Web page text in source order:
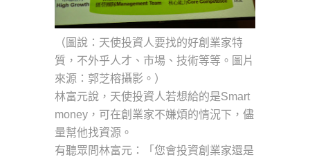
（圖說：天使投資人要找的好創業家特
質，不外乎人才、市場、技術等等。圖片
來源：郭芝榕攝影。）
林富元說，天使投資人若想給的是Smart
money，可在創業家不嫌煩的情況下，儘
量幫他找資源。
有聽眾問林富元：「您會投資創業家還是